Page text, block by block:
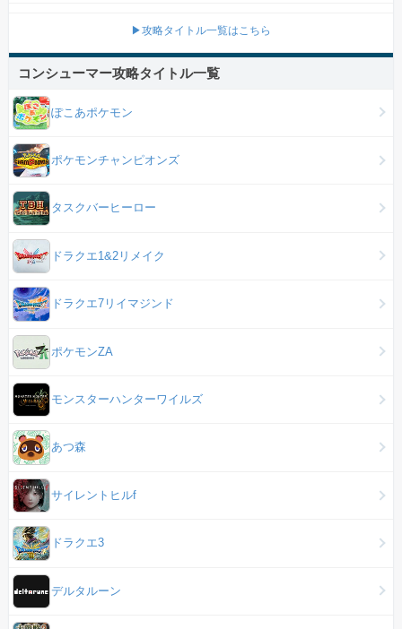
▶攻略タイトル一覧はこちら
コンシューマー攻略タイトル一覧
ぽこあポケモン
ポケモンチャンピオンズ
タスクバーヒーロー
ドラクエ1&2リメイク
ドラクエ7リイマジンド
ポケモンZA
モンスターハンターワイルズ
あつ森
サイレントヒルf
ドラクエ3
デルタルーン